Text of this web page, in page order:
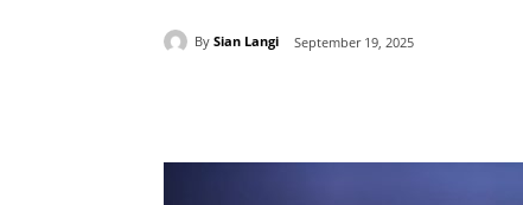
By Sian Langi September 19, 2025